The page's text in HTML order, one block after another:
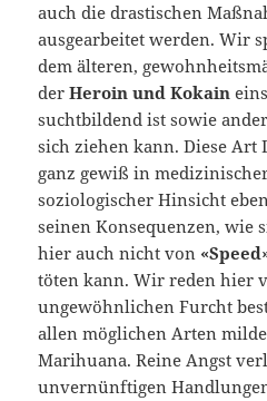
auch die drastischen
ausgearbeitet werden. Wir
dem älteren,
derHeroin und Kokain
suchtbildend ist sowie
sich ziehen kann. Diese Art
ganz gewiß in
soziologischer Hinsicht
seinen Konsequenzen, wie
hier auch nicht von
töten kann. Wir reden hier
ungewöhnlichen Furcht
allen möglichen Arten
Marihuana. Reine Angst
unvernünftigen